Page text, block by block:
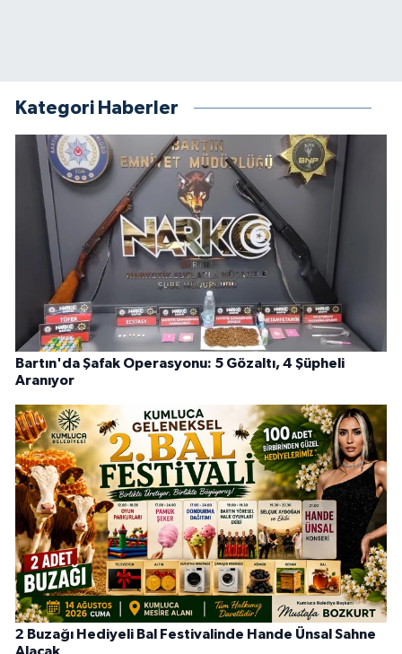
Kategori Haberler
Bartın'da Şafak Operasyonu: 5 Gözaltı, 4 Şüpheli
Aranıyor
2 Buzağı Hediyeli Bal Festivalinde Hande Ünsal Sahne